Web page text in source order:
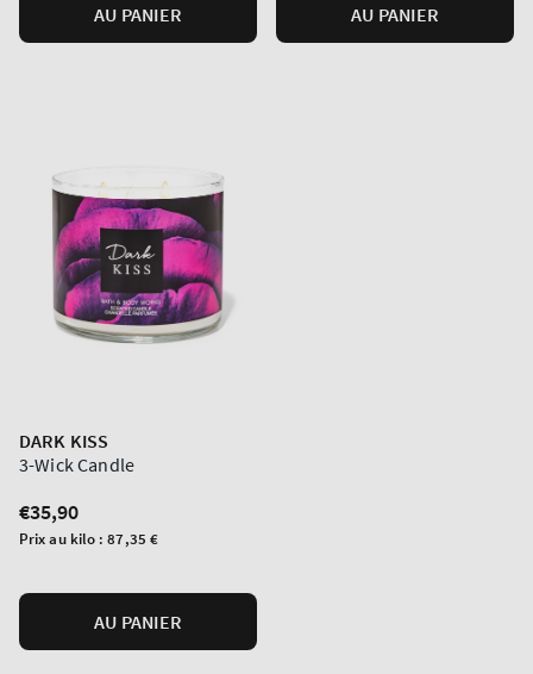
AU PANIER AU PANIER
DARK KISS
3-Wick Candle
Prix
normal
€35,90
Prix
Prix au kilo :87,35 €
AU PANIER